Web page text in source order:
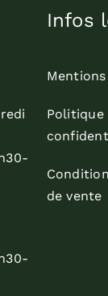
Infos
Politique
de vente